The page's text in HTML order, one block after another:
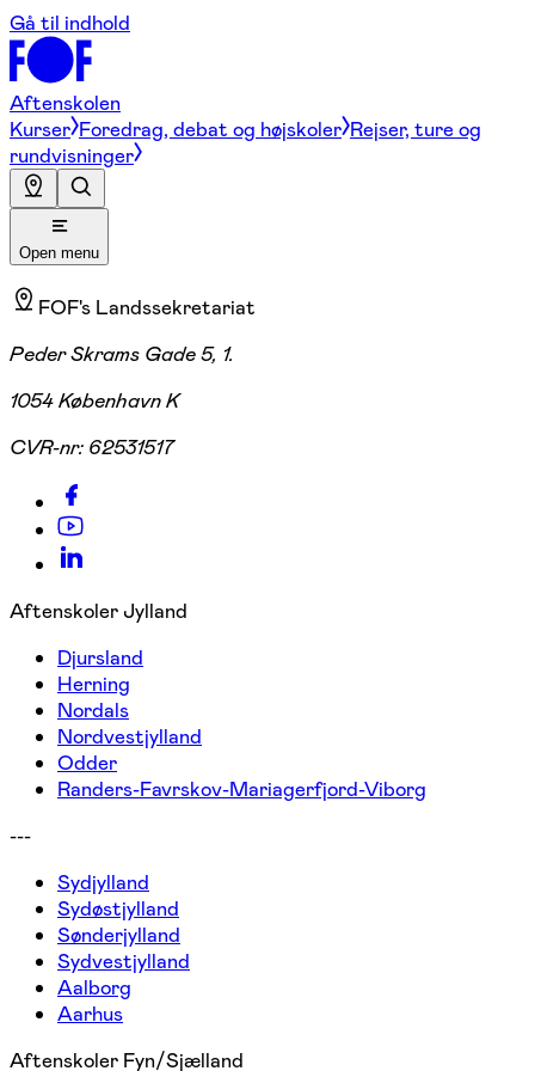
Gå til indhold
Aftenskolen
Kurser Foredrag, debat og højskoler Rejser, ture og
rundvisninger
Open menu
FOF's Landssekretariat
Peder Skrams Gade 5, 1.
1054 København K
CVR-nr: 62531517
Aftenskoler Jylland
Djursland
Herning
Nordals
Nordvestjylland
Odder
Randers-Favrskov-Mariagerfjord-Viborg
---
Sydjylland
Sydøstjylland
Sønderjylland
Sydvestjylland
Aalborg
Aarhus
Aftenskoler Fyn/Sjælland